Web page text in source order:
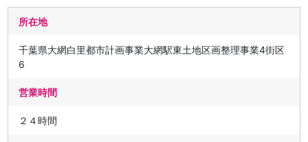
所在地
千葉県大網白里都市計画事業大網駅東土地区画整理事業4街区
6
営業時間
２４時間